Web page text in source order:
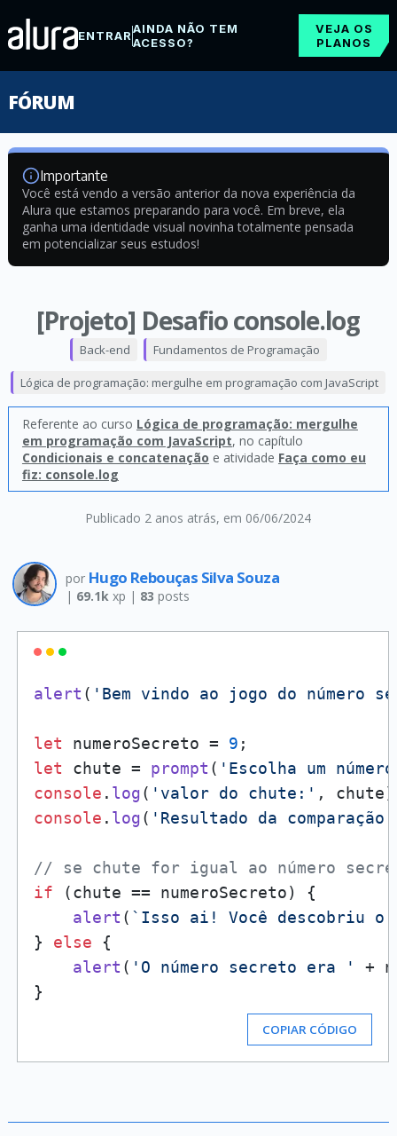
ENTRARAINDA NÃO TEM
ACESSO?
VEJA OS
PLANOS
FÓRUM
Importante
Você está vendo a versão anterior da nova experiência da
Alura que estamos preparando para você. Em breve, ela
ganha uma identidade visual novinha totalmente pensada
em potencializar seus estudos!
[Projeto] Desafio console.log
Publicado 2 anos atrás, em 06/06/2024
Back-end Fundamentos de Programação
Lógica de programação: mergulhe em programação com JavaScript
Referente ao curso Lógica de programação: mergulhe
em programação com JavaScript, no capítulo
Condicionais e concatenação e atividade Faça como eu
fiz: console.log
por Hugo Rebouças Silva Souza
| 69.1kxp | 83 posts
alert ( 'Bem vindo ao jogo do número
let numeroSecreto = 9
let chute = prompt ( 'Escolha um
console . log( 'valor do chute:'
console . log( 'Resultado da
// se chute for igual ao número
if (chute == numeroSecreto) {
alert ( `Isso ai! Você descobriu o
} else {
alert ( 'O número secreto era '
+
COPIAR CÓDIGO